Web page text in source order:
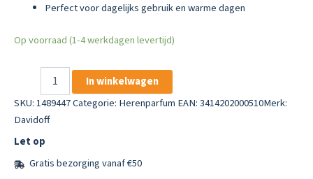
Perfect voor dagelijks gebruik en warme dagen
Op voorraad (1-4 werkdagen levertijd)
Water
Eau
Toilette
40
Ml
In winkelwagen
SKU:1489447Categorie: Herenparfum EAN: 3414202000510Merk:
Davidoff
Let op
Gratis bezorging vanaf €50